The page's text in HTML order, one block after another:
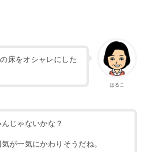
はるこ
床をオシャレにした
んじゃないかな？
が一気にかわりそうだね。